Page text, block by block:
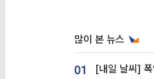
많이 본 뉴스
01